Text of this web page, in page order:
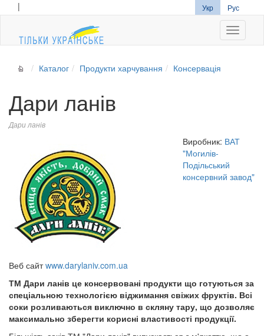
| Укр Рус
Каталог Продукти харчування Консервація
Дари ланів
Дари ланів
Виробник: ВАТ
"Могилів-
Подільський
консервний завод"
Веб сайтwww.darylaniv.com.ua
ТМ Дари ланів це консервовані продукти що готуються за
спеціальною технологією віджимання свіжих фруктів. Всі
соки розливаються виключно в скляну тару, що дозволяє
максимально зберегти корисні властивості продукції.